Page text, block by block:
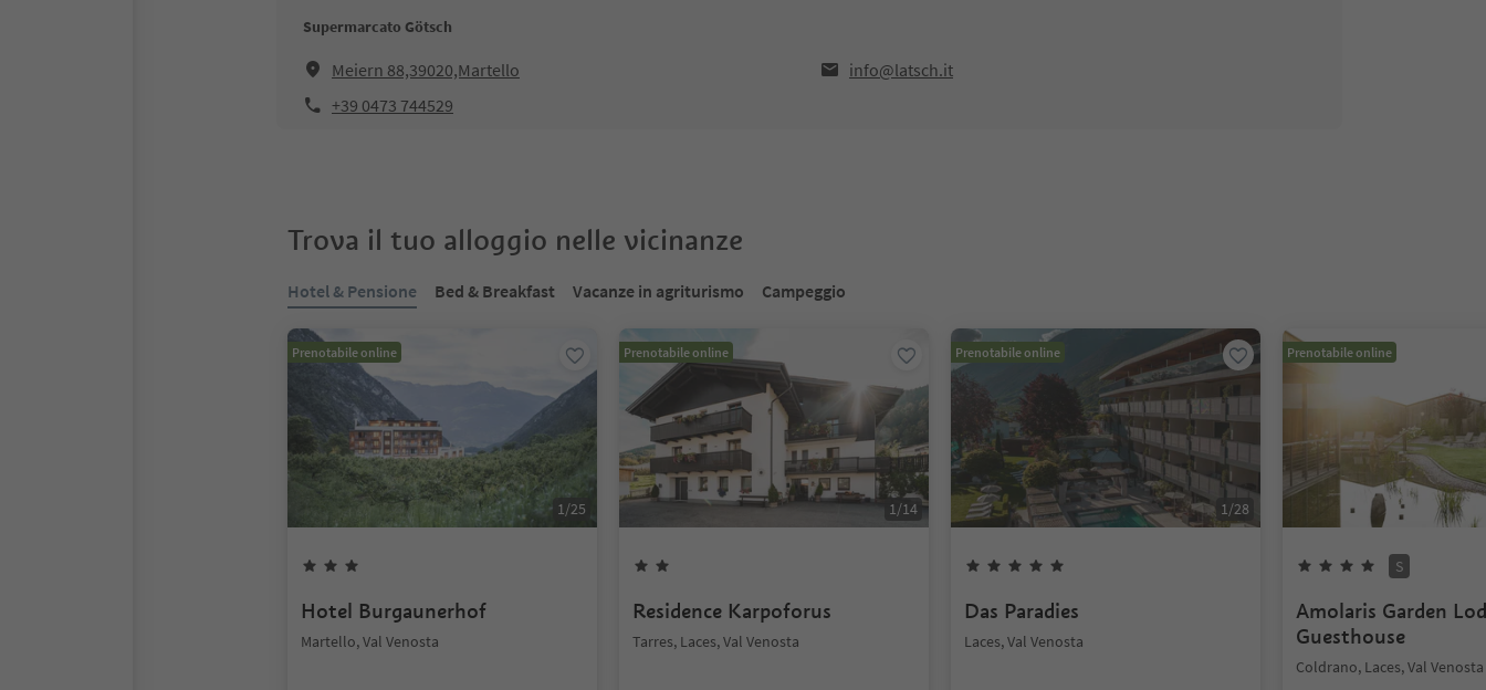
Supermarcato Götsch
Meiern 88,39020,Martello
info@latsch.it
+39 0473 744529
Trova il tuo alloggio nelle vicinanze
Hotel & Pensione Bed & Breakfast Vacanze in agriturismo Campeggio
Prenotabile online
1/25
Hotel Burgaunerhof
Martello, Val Venosta
Prenotabile online
1/14
Residence Karpoforus
Tarres, Laces, Val Venosta
Prenotabile online
1/28
Das Paradies
Laces, Val Venosta
Prenotabile online
S
Amolaris Garden
Guesthouse
Coldrano, Laces, Val Venosta